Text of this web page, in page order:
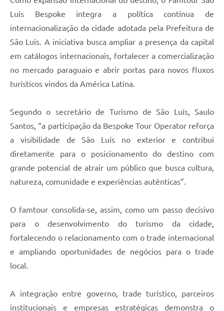
Luís Bespoke integra a política contínua de
internacionalização da cidade adotada pela Prefeitura de
São Luís. A iniciativa busca ampliar a presença da capital
em catálogos internacionais, fortalecer a comercialização
no mercado paraguaio e abrir portas para novos fluxos
turísticos vindos da América Latina.
Segundo o secretário de Turismo de São Luís, Saulo
Santos, “a participação da Bespoke Tour Operator reforça
a visibilidade de São Luís no exterior e contribui
diretamente para o posicionamento do destino com
grande potencial de atrair um público que busca cultura,
natureza, comunidade e experiências autênticas”.
O famtour consolida-se, assim, como um passo decisivo
para o desenvolvimento do turismo da cidade,
fortalecendo o relacionamento com o trade internacional
e ampliando oportunidades de negócios para o trade
local.
A integração entre governo, trade turístico, parceiros
institucionais e empresas estratégicas demonstra o